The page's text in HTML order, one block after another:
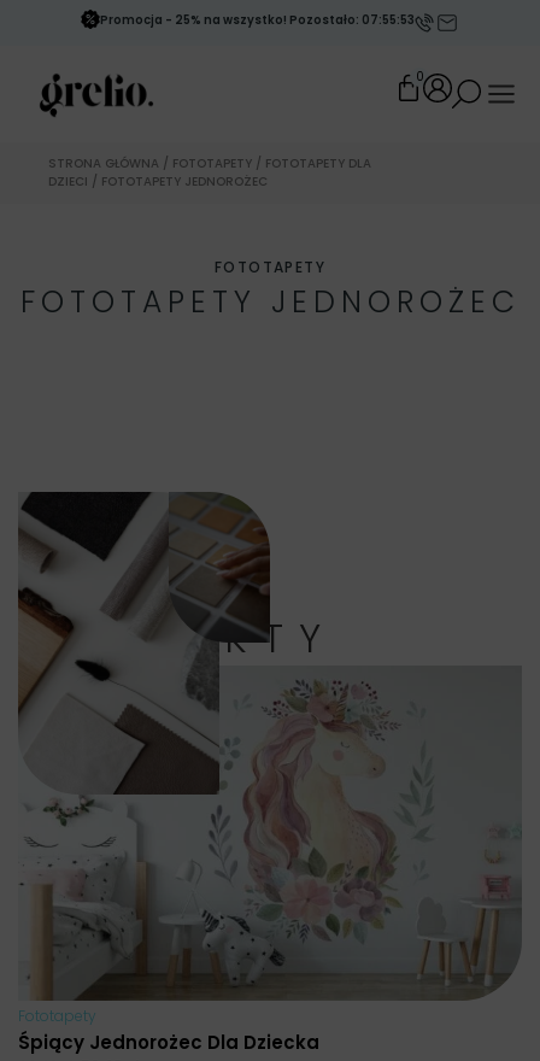
Promocja - 25% na wszystko! Pozostało: 07:55:51
0
STRONA GŁÓWNA / FOTOTAPETY / FOTOTAPETY DLA
DZIECI / FOTOTAPETY JEDNOROŻEC
FOTOTAPETY
FOTOTAPETY JEDNOROŻEC
PRODUKTY
Fototapety
Śpiący Jednorożec Dla Dziecka